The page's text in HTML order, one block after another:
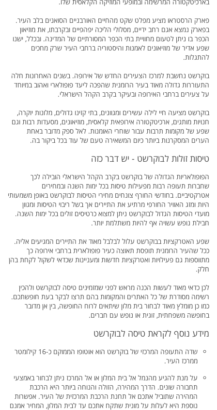
בארכיטקטורה המרשימה ובמופעי המוזיקה הקלאסית שלו.
פארק הרסטראו מציע מפלט שקט מהחיים האורבניים הסואנים בלב העיר.
בפארק נמצא אגם רחב ידיים, מסלולי הליכה יפהפיים ובקרבתו, את מוזיאון
הכפר בו ניתן לטעום מחוויית בתי הכפר המסורתיים של המדינה. ובכלל, ישנו
שפע אדיר של מוזיאונים לאמנות והיסטוריה ברחבי העיר שרק מחכים
להתגלות.
בוקרשט נחשבת למרכז הצעירים החדש של אירופה. בשנים האחרונות חלה
התעוררות גדולה מאוד בעיר הרומנית שהפכה ליעד פופולארי ואהוב במיוחד
על צעירים ברחבי האירופה ובעיקר בקרב הקהל הישראלי.
בוקרשט מציעה חיי לילה עשירים ומגוונים, בתי קזינו גדולים, מלונות יוקרה,
חנויות מותגים, ארכיטקטורה אירופאית קלאסית, מוזיאונים, מסעדות רבות וגם
שפע של מקומות תרבות עבור שוחרי האומנות. לאל ספק מדובר באחת
הערים המסקרנות ביותר כיום המשאירה טעם של עוד בכל ביקור בה.
טיסות זולות לבוקרשט - יש דבר כזה
הפופולאריות הגדולה של בוקרשט בקרב הקהל הישראלי הובילה לכך
שחברות תעופה רבות מפעילות טיסות בכל ימות השנה ובמחירים
אטרקטיביים. בחודשי החורף צונחים מחירי הטיסות לבוקרשט באופן משמעותי
היות ומזג האוויר החורפי מרתיע את התיירים אך בשל ריבוי הטיסות ומגוון
מועדי הטיסות הגדול לבוקרשט ניתן למצוא כרטיסים זולים בכל ימות השנה.
חבילת נופש עשויה אף להיות משתלמת יותר.
שפע האטרקציות בבוקרשט עלול לבלבל מאוד את התיירים המגיעים אליה.
ככל שהעיר הרומנית תופסת תאוצה כעיר פופולארית ברחבי אירופה כך
מתווספות גם פעילויות ואטרקציות חדשות ומעניינות שכדאי לשקול לקחת בהן
חלק.
לכן כדאי מאוד לעשות הכנה מראש לפני שמזמינים טיסה לבוקרשט ולהכין
רשימה מסודרת של כל האתרים והמקומות בהם תרצו לבקר בעת חופשתכם.
כמו כן מומלץ מאוד לבחור בית מלון שיתאים לרוח החופשה, בין אן מדובר
בחופשה משפחתית, זוגית או נופש עם חברים.
מידע נוסף לקראת טיסה לבוקרשט
שדה התעופה המרכזי של בוקרשט הוא אוטופו הממוקם כ-16 קילומטר
ממרכז העיר.
על מנת להגיע מהנמל אל בית המלון או אל המרכז ניתן לבחור באמצעי
תחבורה שונים. הדרך המהירה, הזולה והנוחה ביותר היא הרכבת
המהירה שתוביל אתכם אל תחנת הרכבת המרכזית של העיר. אפשרות
נוספת היא לעלות על מונית שתקח אתכם עד לבית המלון, המחיר אמנם